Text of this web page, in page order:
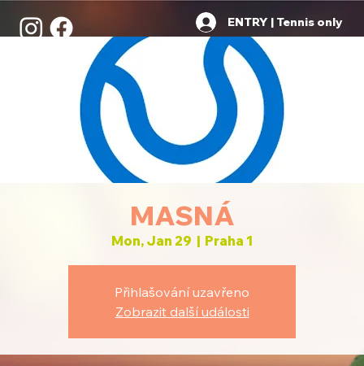
ENTRY | Tennis only
MASNÁ
Mon, Jan 29
  |
Praha 1
Přihlašování uzavřeno
Zobrazit další události